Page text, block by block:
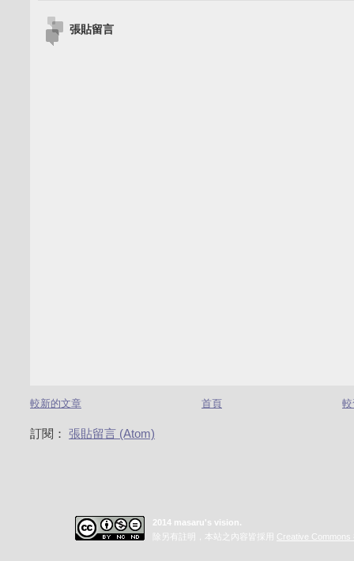
張貼留言
較新的文章 首頁
訂閱： 張貼留言 (Atom)
2014 masaru's vision.
除另有註明，本站之內容皆採用 Creative Commons